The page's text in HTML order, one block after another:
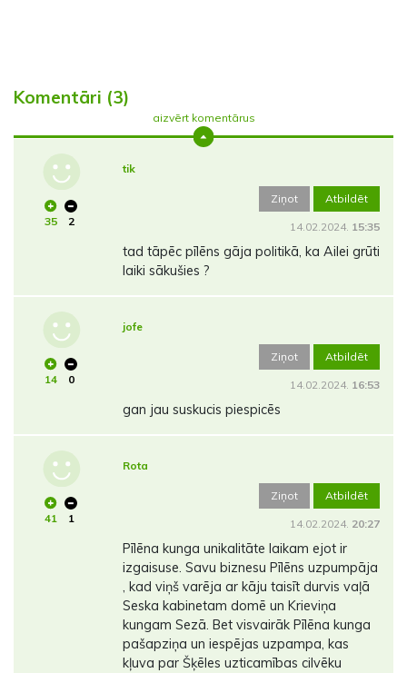
Komentāri (3)
aizvērt komentārus
35 2
tik
Ziņot Atbildēt
14.02.2024. 15:35
tad tāpēc pīlēns gāja politikā, ka Ailei grūti
laiki sākušies ?
14 0
jofe
Ziņot Atbildēt
14.02.2024. 16:53
gan jau suskucis piespicēs
41 1
Rota
Ziņot Atbildēt
14.02.2024. 20:27
Pīlēna kunga unikalitāte laikam ejot ir
izgaisuse. Savu biznesu Pīlēns uzpumpāja
, kad viņš varēja ar kāju taisīt durvis vaļā
Seska kabinetam domē un Krieviņa
kungam Sezā. Bet visvairāk Pīlēna kunga
pašapziņa un iespējas uzpampa, kas
kļuva par Šķēles uzticamības cilvēku